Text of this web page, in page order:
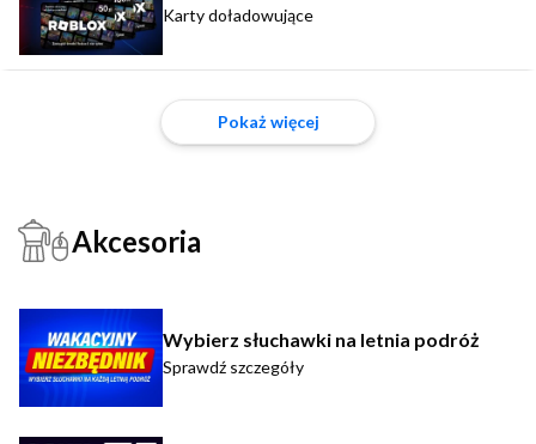
Karty doładowujące
Pokaż więcej
Akcesoria
Wybierz słuchawki na letnia podróż
Sprawdź szczegóły